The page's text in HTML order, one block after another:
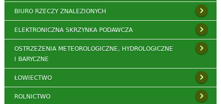
BIURO RZECZY ZNALEZIONYCH
ELEKTRONICZNA SKRZYNKA PODAWCZA
OSTRZEŻENIA METEOROLOGICZNE, HYDROLOGICZNE
I BARYCZNE
ŁOWIECTWO
ROLNICTWO